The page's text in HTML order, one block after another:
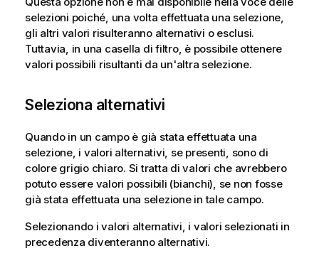
selezioni poiché, una volta effettuata una selezione,
gli altri valori risulteranno alternativi o esclusi.
Tuttavia, in una casella di filtro, è possibile ottenere
valori possibili risultanti da un'altra selezione.
Seleziona alternativi
Quando in un campo è già stata effettuata una
selezione, i valori alternativi, se presenti, sono di
colore grigio chiaro. Si tratta di valori che avrebbero
potuto essere valori possibili (bianchi), se non fosse
già stata effettuata una selezione in tale campo.
Selezionando i valori alternativi, i valori selezionati in
precedenza diventeranno alternativi.